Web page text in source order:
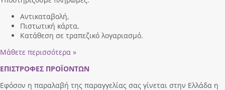
Αντικαταβολή,
Πιστωτική κάρτα,
Κατάθεση σε τραπεζικό λογαριασμό.
Μάθετε περισσότερα »
ΕΠΙΣΤΡΟΦΕΣ ΠΡΟΪΟΝΤΩΝ
Εφόσον η παραλαβή της παραγγελίας σας γίνεται στην Ελλάδα η